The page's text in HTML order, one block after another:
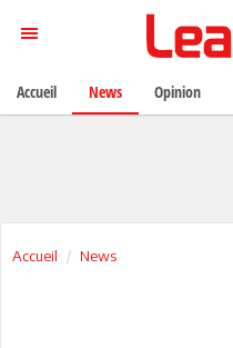
Accueil News
Accueil News Opinion